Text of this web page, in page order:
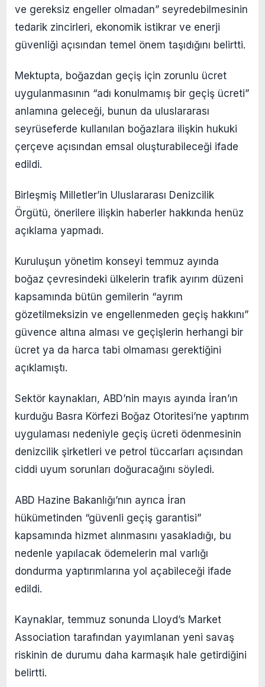
ve gereksiz engeller olmadan” seyredebilmesinin
tedarik zincirleri, ekonomik istikrar ve enerji
güvenliği açısından temel önem taşıdığını belirtti.
Mektupta, boğazdan geçiş için zorunlu ücret
uygulanmasının “adı konulmamış bir geçiş ücreti”
anlamına geleceği, bunun da uluslararası
seyrüseferde kullanılan boğazlara ilişkin hukuki
çerçeve açısından emsal oluşturabileceği ifade
edildi.
Birleşmiş Milletler’in Uluslararası Denizcilik
Örgütü, önerilere ilişkin haberler hakkında henüz
açıklama yapmadı.
Kuruluşun yönetim konseyi temmuz ayında
boğaz çevresindeki ülkelerin trafik ayırım düzeni
kapsamında bütün gemilerin “ayrım
gözetilmeksizin ve engellenmeden geçiş hakkını”
güvence altına alması ve geçişlerin herhangi bir
ücret ya da harca tabi olmaması gerektiğini
açıklamıştı.
Sektör kaynakları, ABD’nin mayıs ayında İran’ın
kurduğu Basra Körfezi Boğaz Otoritesi’ne yaptırım
uygulaması nedeniyle geçiş ücreti ödenmesinin
denizcilik şirketleri ve petrol tüccarları açısından
ciddi uyum sorunları doğuracağını söyledi.
ABD Hazine Bakanlığı’nın ayrıca İran
hükümetinden “güvenli geçiş garantisi”
kapsamında hizmet alınmasını yasakladığı, bu
nedenle yapılacak ödemelerin mal varlığı
dondurma yaptırımlarına yol açabileceği ifade
edildi.
Kaynaklar, temmuz sonunda Lloyd’s Market
Association tarafından yayımlanan yeni savaş
riskinin de durumu daha karmaşık hale getirdiğini
belirtti.